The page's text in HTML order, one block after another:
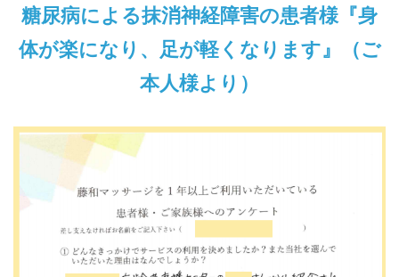
糖尿病による抹消神経障害の患者様『身
体が楽になり、足が軽くなります』（ご
本人様より）